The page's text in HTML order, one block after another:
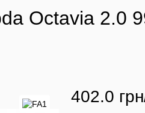
Octavia 2.0
402.0